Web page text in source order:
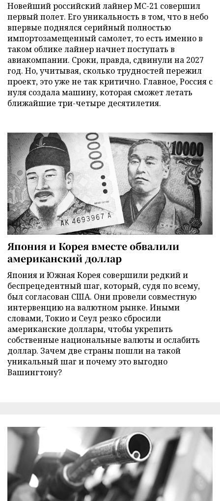
Новейший российский лайнер МС-21 совершил
первый полет. Его уникальность в том, что в небо
впервые поднялся серийный полностью
импортозамещенный самолет, то есть именно в
таком облике лайнер начнет поступать в
авиакомпании. Сроки, правда, сдвинули на 2027
год. Но, учитывая, сколько трудностей пережил
проект, это уже не так критично. Главное, Россия с
нуля создала машину, которая сможет летать
ближайшие три-четыре десятилетия.
Япония и Корея вместе обвалили
американский доллар
Япония и Южная Корея совершили редкий и
беспрецедентный шаг, который, судя по всему,
был согласован США. Они провели совместную
интервенцию на валютном рынке. Иными
словами, Токио и Сеул резко сбросили
американские доллары, чтобы укрепить
собственные национальные валюты и ослабить
доллар. Зачем две страны пошли на такой
уникальный шаг и почему это выгодно
Вашингтону?